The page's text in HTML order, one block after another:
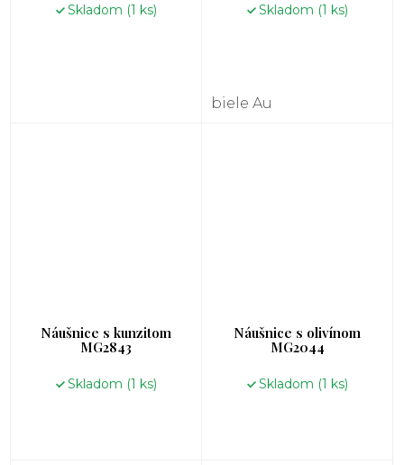
Skladom (1 ks) Skladom (1 ks)
biele Au
Náušnice s kunzitom
MG2843
Skladom (1 ks)
Náušnice s olivínom
MG2044
Skladom (1 ks)